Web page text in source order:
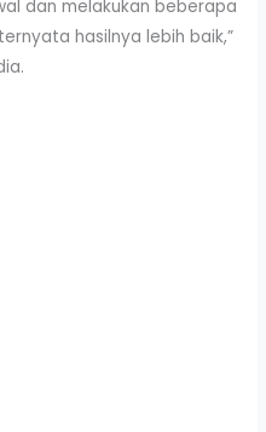
dan melakukan beberapa
hasilnya lebih baik,”